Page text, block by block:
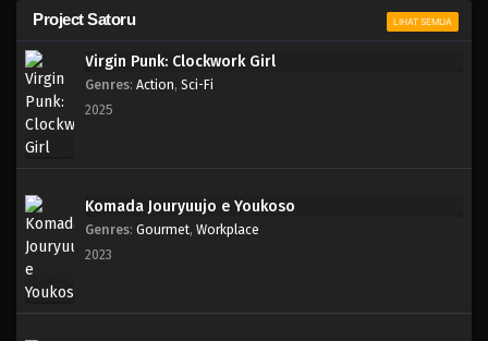
Project Satoru LIHAT SEMUA
Virgin Punk: Clockwork Girl
Genres: Action, Sci-Fi
2025
Komada Jouryuujo e Youkoso
Genres: Gourmet, Workplace
2023